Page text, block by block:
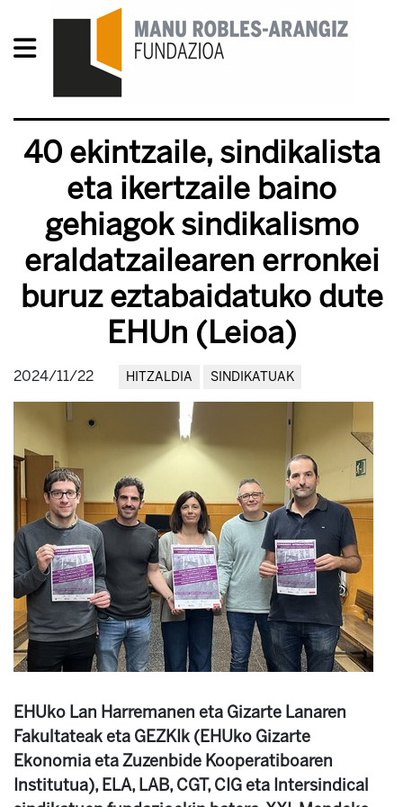
40 ekintzaile, sindikalista
eta ikertzaile baino
gehiagok sindikalismo
eraldatzailearen erronkei
buruz eztabaidatuko dute
EHUn (Leioa)
2024/11/22 HITZALDIA SINDIKATUAK
EHUko Lan Harremanen eta Gizarte Lanaren
Fakultateak eta GEZKIk (EHUko Gizarte
Ekonomia eta Zuzenbide Kooperatiboaren
Institutua), ELA, LAB, CGT, CIG eta Intersindical